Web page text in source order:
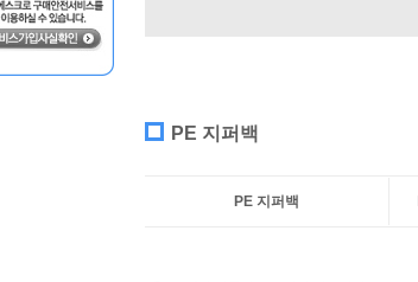
PE 지퍼백
PE 지퍼백